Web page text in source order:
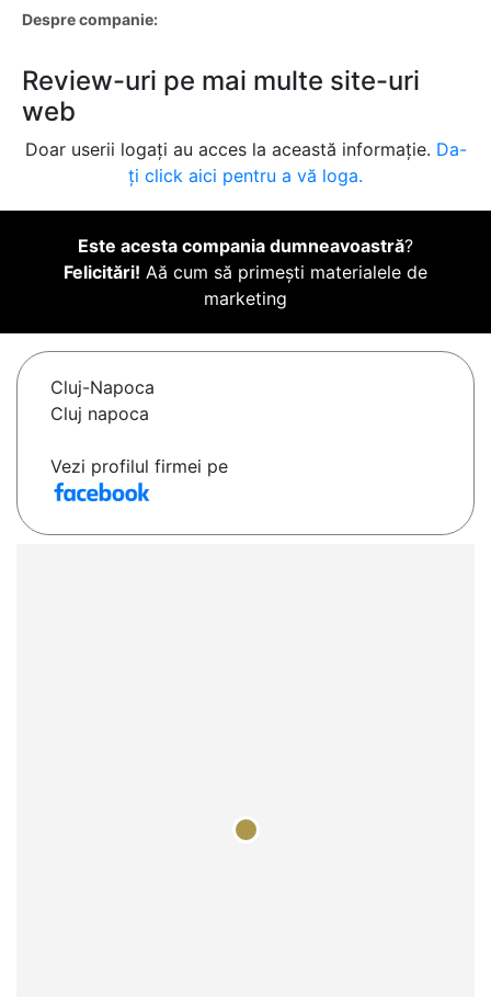
Despre companie:
Review-uri pe mai multe site-uri
web
Doar userii logați au acces la această informație. Da-
ți click aici pentru a vă loga.
Este acesta compania dumneavoastră?
Felicitări! Aă cum să primești materialele de
marketing
Cluj-Napoca
Cluj napoca
Vezi profilul firmei pe